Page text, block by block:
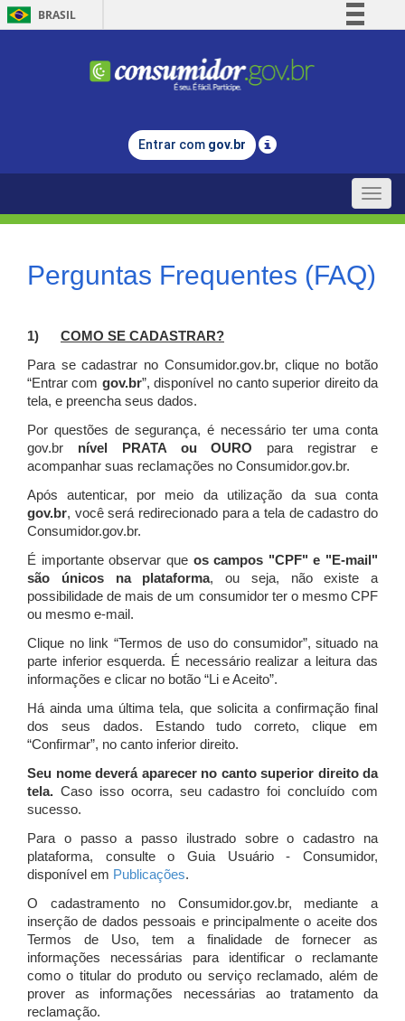
BRASIL
Comunica BR
Legislação
Entrar com gov.br
Toggle
Perguntas Frequentes (FAQ)
1) COMO SE CADASTRAR?
Para se cadastrar no Consumidor.gov.br, clique no botão
“Entrar com gov.br”, disponível no canto superior direito da
tela, e preencha seus dados.
Por questões de segurança, é necessário ter uma conta
gov.br nível PRATA ou OURO para registrar e
acompanhar suas reclamações no Consumidor.gov.br.
Após autenticar, por meio da utilização da sua conta
gov.br, você será redirecionado para a tela de cadastro do
Consumidor.gov.br.
É importante observar que os campos "CPF" e "E-mail"
são únicos na plataforma, ou seja, não existe a
possibilidade de mais de um consumidor ter o mesmo CPF
ou mesmo e-mail.
Clique no link “Termos de uso do consumidor”, situado na
parte inferior esquerda. É necessário realizar a leitura das
informações e clicar no botão “Li e Aceito”.
Há ainda uma última tela, que solicita a confirmação final
dos seus dados. Estando tudo correto, clique em
“Confirmar”, no canto inferior direito.
Seu nome deverá aparecer no canto superior direito da
tela. Caso isso ocorra, seu cadastro foi concluído com
sucesso.
Para o passo a passo ilustrado sobre o cadastro na
plataforma, consulte o Guia Usuário - Consumidor,
disponível em Publicações.
O cadastramento no Consumidor.gov.br, mediante a
inserção de dados pessoais e principalmente o aceite dos
Termos de Uso, tem a finalidade de fornecer as
informações necessárias para identificar o reclamante
como o titular do produto ou serviço reclamado, além de
prover as informações necessárias ao tratamento da
reclamação.